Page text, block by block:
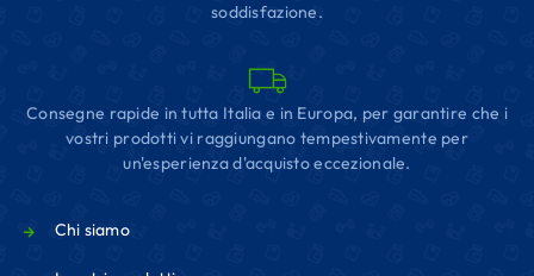
soddisfazione.
Consegne rapide in tutta Italia e in Europa, per garantire che i
vostri prodotti vi raggiungano tempestivamente per
un'esperienza d'acquisto eccezionale.
Chi siamo